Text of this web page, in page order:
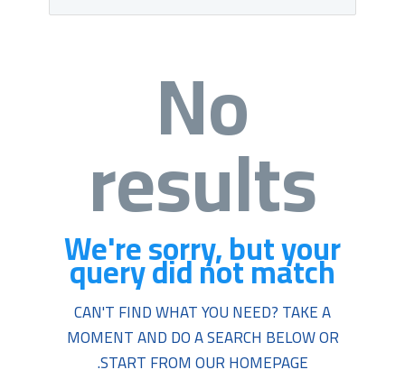
No
results
We're sorry, but your
query did not match
CAN'T FIND WHAT YOU NEED? TAKE A
MOMENT AND DO A SEARCH BELOW OR
START FROMOUR HOMEPAGE
.